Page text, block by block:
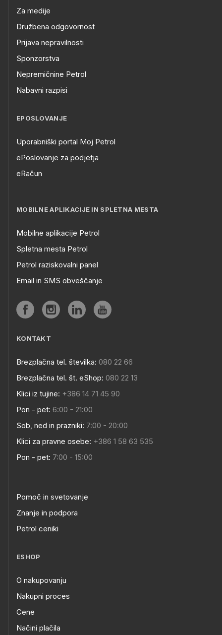
Za medije
Družbena odgovornost
Prijava nepravilnosti
Sponzorstva
Nepremičnine Petrol
Nabavni razpisi
EPOSLOVANJE
Uporabniški portal Moj Petrol
ePoslovanje za podjetja
eRačun
MOBILNE APLIKACIJE IN SPLETNA MESTA
Mobilne aplikacije Petrol
Spletna mesta Petrol
Petrol raziskovalni panel
Email in SMS obveščanje
KONTAKT
Brezplačna tel. številka: 080 22 66
Brezplačna tel. št. eShop: 080 22 13
Klici iz tujine: +386 14 71 45 90
Pon - pet: 6:00 - 21:00
Sob, ned in prazniki: 7:00 - 20:00
Klici za pravne osebe: +386 1 58 63 535
Pon - pet: 7:00 - 15:00
Pomoč in svetovanje
Znanje in podpora
Petrol ceniki
ESHOP
O nakupovanju
Nakupni proces
Cene
Načini plačila